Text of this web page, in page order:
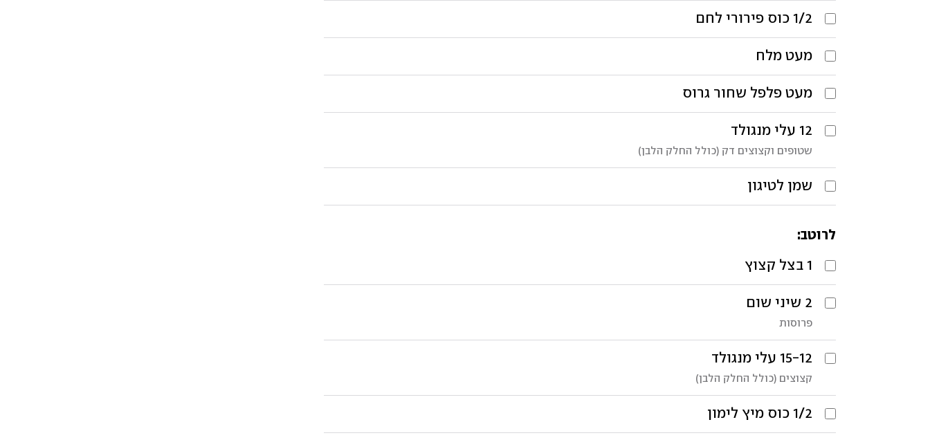
1/2 כוס פירורי לחם
מעט מלח
מעט פלפל שחור גרוס
12 עלי מנגולד
שטופים וקצוצים דק (כולל החלק הלבן)
שמן לטיגון
לרוטב:
1 בצל קצוץ
2 שיני שום
פרוסות
15-12 עלי מנגולד
קצוצים (כולל החלק הלבן)
1/2 כוס מיץ לימון